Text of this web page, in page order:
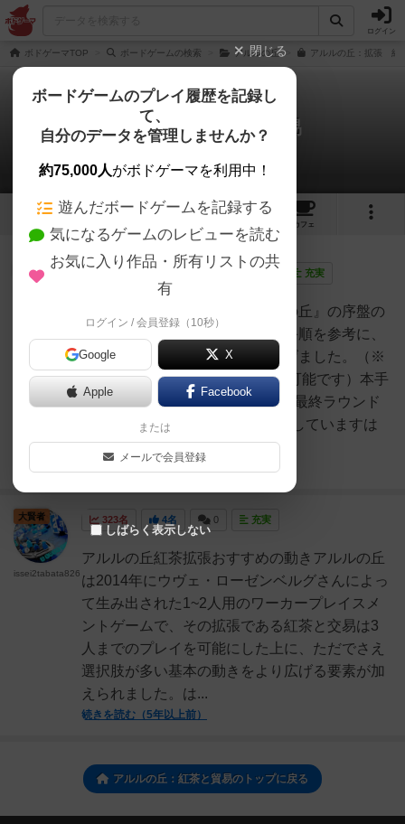
ログイン
ボドゲーマTOP ボードゲームの検索 アルルの丘 アルルの丘：拡張 紅
アルルの丘：紅茶と貿易
2件の戦略やコツ
5 5
カフェ
134名 画像 充実
拡張『紅茶と交易』の『アルルの丘』の序盤の
コツです。先述いただいた方の手順を参考に、
筆者の好みに沿った動きに仕上げました。（※
性質上、BigBoxでも同じ動きが可能です）本手
順で1~2ラウンドを実施した後、最終ラウンド
まで行った時の図。123.5点獲得していますは
じめに本作...
323名 4名 0 充実
アルルの丘紅茶拡張おすすめの動きアルルの丘
は2014年にウヴェ・ローゼンベルグさんによっ
て生み出された1~2人用のワーカープレイスメ
ントゲームで、その拡張である紅茶と交易は3
人までのプレイを可能にした上に、ただでさえ
選択肢が多い基本の動きをより広げる要素が加
えられました。は...
続きを読む（5年以上前）
大賢者
issei2tabata826
アルルの丘：紅茶と貿易のトップに戻る
閉じる
ボードゲームのプレイ履歴を記録し
て、
自分のデータを管理しませんか？
約75,000人がボドゲーマを利用中！
遊んだボードゲームを記録する
気になるゲームのレビューを読む
お気に入り作品・所有リストの共
有
ログイン / 会員登録（10秒）
Google X
Apple Facebook
または
メールで会員登録
しばらく表示しない